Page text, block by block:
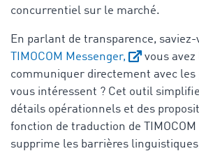
concurrentiel sur le marché.
En parlant de transparence, saviez-
TIMOCOM Messenger,
vous avez
communiquer directement avec les
vous intéressent ? Cet outil
détails opérationnels et des
fonction de traduction de
supprime les barrières